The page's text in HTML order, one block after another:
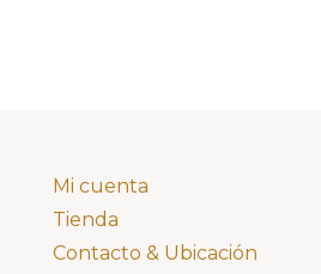
Mi cuenta
Tienda
Contacto & Ubicación